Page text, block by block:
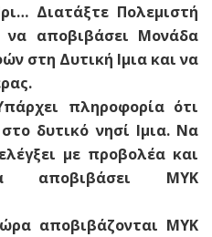
Διατάξτε Πολεμιστή
να αποβιβάσει Μονάδα
στη Δυτική Ιμια και να
πληροφορία ότι
δυτικό νησί Ιμια. Να
με προβολέα και
αποβιβάσει MYK
αποβιβάζονται MYK